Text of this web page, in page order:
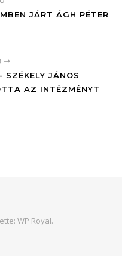
JÁRT ÁGH PÉTER
JÁNOS
AZ INTÉZMÉNYT
WP Royal.